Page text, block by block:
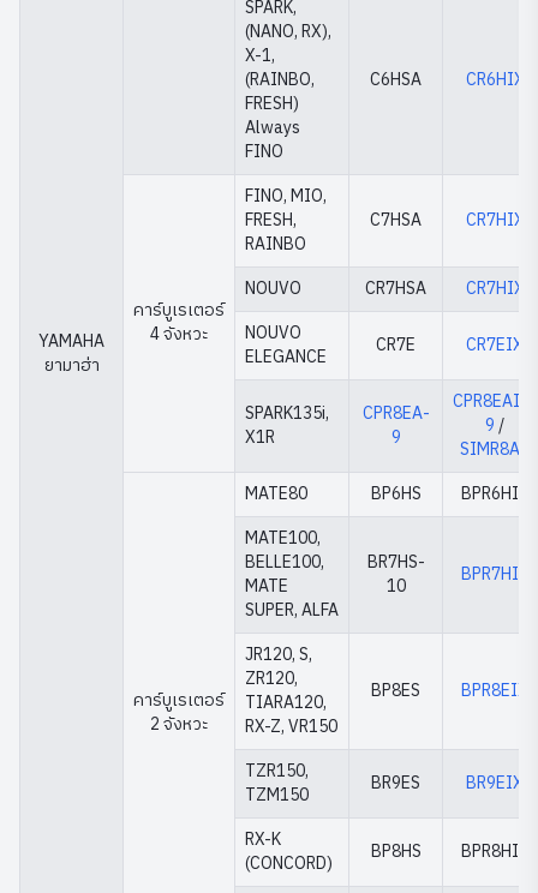
YAMAHA
ยามาฮ่า
SPARK,
(NANO, RX),
X-1,
(RAINBO,
FRESH)
Always
FINO
C6HSA CR6HIX
คาร์บูเรเตอร์
4 จังหวะ
FINO, MIO,
FRESH,
RAINBO
C7HSA CR7HIX
NOUVO CR7HSA
CR7HIX
NOUVO
ELEGANCE
CR7E CR7EIX
SPARK135i,
X1R
CPR8EA-
9
CPR8EAIX-
9/
SIMR8A9
คาร์บูเรเตอร์
2 จังหวะ
MATE80 BP6HS
BPR6HIX
MATE100,
BELLE100,
MATE
SUPER, ALFA
BR7HS-
10
BPR7HIX
JR120, S,
ZR120,
TIARA120,
RX-Z, VR150
BP8ES BPR8EIX
TZR150,
TZM150
BR9ES BR9EIX
RX-K
(CONCORD)
BP8HS BPR8HIX